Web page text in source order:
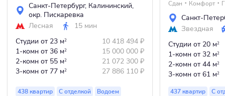
Санкт-Петербург, Калининский,
окр. Пискаревка
Лесная
15 мин
Студии от 23 м2 10 418 494 ₽
1-комн от 36 м2 15 000 000 ₽
2-комн от 55 м2 21 072 300 ₽
3-комн от 77 м2 27 886 110 ₽
438 квартир С отделкой
Водоем
Сдан Комфорт
Санкт-
Звездная
Студии от 20 м2
1-комн от 32 м2
2-комн от 44 м2
3-комн от 61 м2
437 квартир
С